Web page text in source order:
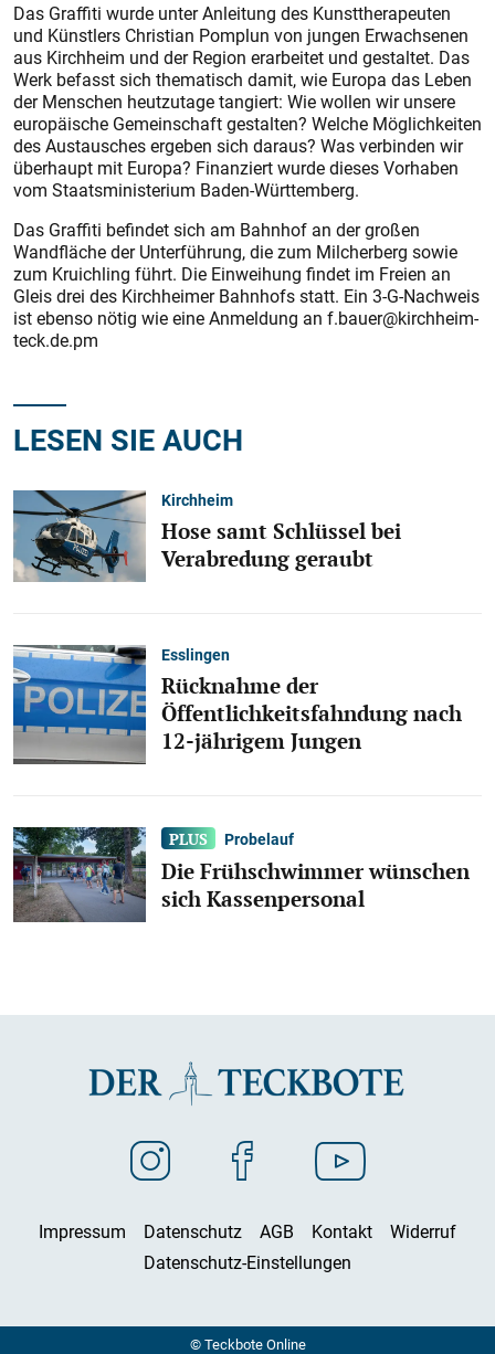
Das Graffiti wurde unter Anleitung des Kunsttherapeuten
und Künstlers Christian Pomplun von jungen Erwachsenen
aus Kirchheim und der Region erarbeitet und gestaltet. Das
Werk befasst sich thematisch damit, wie Europa das Leben
der Menschen heutzutage tangiert: Wie wollen wir unsere
europäische Gemeinschaft gestalten? Welche Möglichkeiten
des Austausches ergeben sich daraus? Was verbinden wir
überhaupt mit Europa? Finanziert wurde dieses Vorhaben
vom Staatsministerium Baden-Württemberg.
Das Graffiti befindet sich am Bahnhof an der großen
Wandfläche der Unterführung, die zum Milcherberg sowie
zum Kruichling führt. Die Einweihung findet im Freien an
Gleis drei des Kirchheimer Bahnhofs statt. Ein 3-G-Nachweis
ist ebenso nötig wie eine Anmeldung an f.bauer@kirchheim-
teck.de.pm
LESEN SIE AUCH
Kirchheim
Hose samt Schlüssel bei
Verabredung geraubt
Esslingen
Rücknahme der
Öffentlichkeitsfahndung nach
12-jährigem Jungen
Probelauf
Die Frühschwimmer wünschen
sich Kassenpersonal
Impressum Datenschutz AGB Kontakt
Widerruf
Datenschutz-Einstellungen
© Teckbote Online